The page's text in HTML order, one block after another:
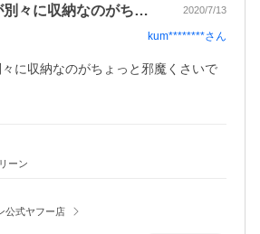
テントと骨組みが別々に収納なのがちょっ… 2020/7/13
kum********さん
に収納なのがちょっと邪魔くさいで
ーン
公式ヤフー店